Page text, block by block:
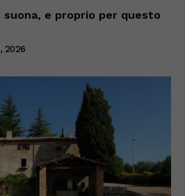
suona, e proprio per questo
2026